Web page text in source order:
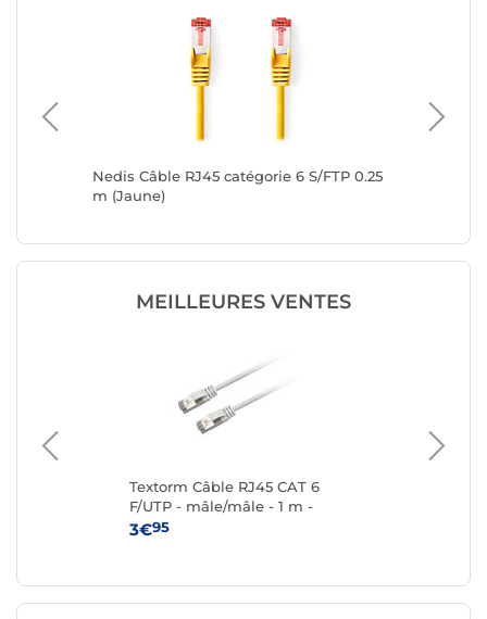
Nedis Câble RJ45 catégorie 6 S/FTP 0.25
m (Jaune)
MEILLEURES VENTES
Textorm Câble RJ45 CAT 6
F/UTP - mâle/mâle - 1 m -
Blanc
3€95